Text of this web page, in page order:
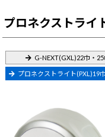
プロネクストライ
G-NEXT(GXL)22巾・25
プロネクストライト(PXL)19